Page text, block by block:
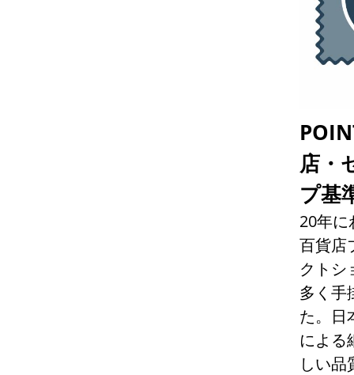
店・
プ基
20年に
百貨店
クトシ
多く手
た。日
による
しい品